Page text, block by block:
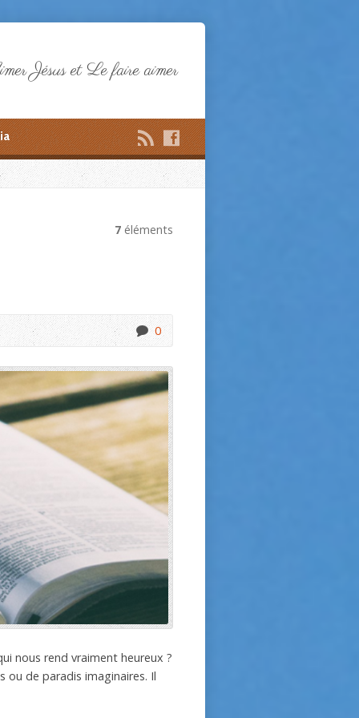
Jésus et Le faire aimer
7 éléments
0
nous rend vraiment heureux ?
ou de paradis imaginaires. Il